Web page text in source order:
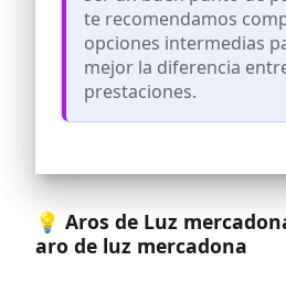
📸 [MANDO A
TOTAL] – Incluye
Bluetooth
fotos o vídeos a
móvil. Ideal para
Instagram,
– Ajusta tu
horizontal con total
soporte flexible
te recomendamos
opciones intermedias
mejor la diferencia
prestaciones.
💡 Aros de Luz
aro de luz mercadona